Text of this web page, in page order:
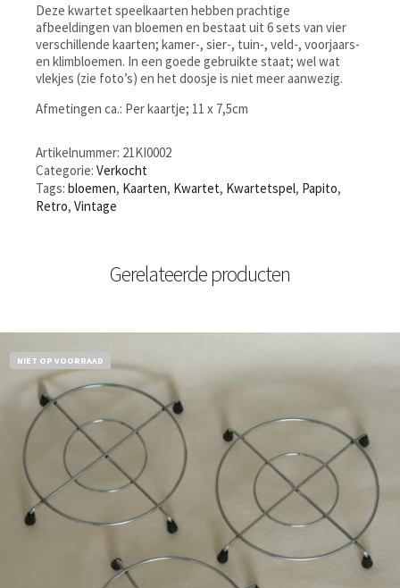
Deze kwartet speelkaarten hebben prachtige
afbeeldingen van bloemen en bestaat uit 6 sets van vier
verschillende kaarten; kamer-, sier-, tuin-, veld-, voorjaars-
en klimbloemen. In een goede gebruikte staat; wel wat
vlekjes (zie foto’s) en het doosje is niet meer aanwezig.
Afmetingen ca.: Per kaartje; 11 x 7,5cm
Artikelnummer: 21KI0002
Categorie: Verkocht
Tags: bloemen, Kaarten, Kwartet, Kwartetspel, Papito,
Retro, Vintage
Gerelateerde producten
NIET OP VOORRAAD
€11,50